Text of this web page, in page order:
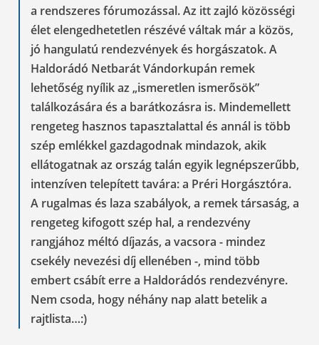
a rendszeres fórumozással. Az itt zajló közösségi
élet elengedhetetlen részévé váltak már a közös,
jó hangulatú rendezvények és horgászatok. A
Haldorádó Netbarát Vándorkupán remek
lehetőség nyílik az „ismeretlen ismerősök”
találkozására és a barátkozásra is. Mindemellett
rengeteg hasznos tapasztalattal és annál is több
szép emlékkel gazdagodnak mindazok, akik
ellátogatnak az ország talán egyik legnépszerűbb,
intenzíven telepített tavára: a Préri Horgásztóra.
A rugalmas és laza szabályok, a remek társaság, a
rengeteg kifogott szép hal, a rendezvény
rangjához méltó díjazás, a vacsora - mindez
csekély nevezési díj ellenében -, mind több
embert csábít erre a Haldorádós rendezvényre.
Nem csoda, hogy néhány nap alatt betelik a
rajtlista…:)